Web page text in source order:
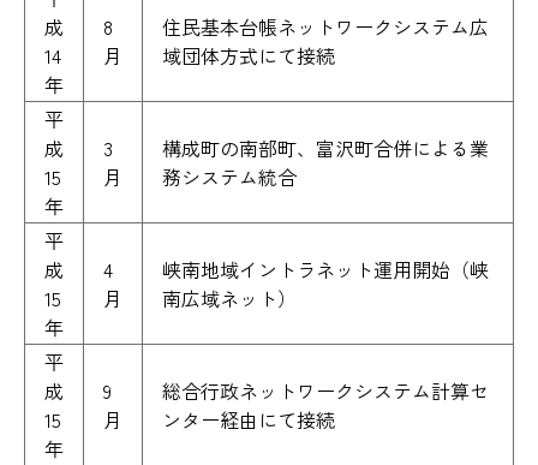
成
14
年
8
月
住民基本台帳ネットワークシステム広
域団体方式にて接続
平
成
15
年
3
月
構成町の南部町、富沢町合併による業
務システム統合
平
成
15
年
4
月
峡南地域イントラネット運用開始（峡
南広域ネット）
平
成
15
年
9
月
総合行政ネットワークシステム計算セ
ンター経由にて接続